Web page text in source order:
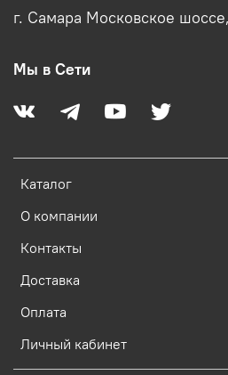
Каталог
О компании
Контакты
Доставка
Оплата
Личный кабинет
г. Самара Московское
Мы в Сети